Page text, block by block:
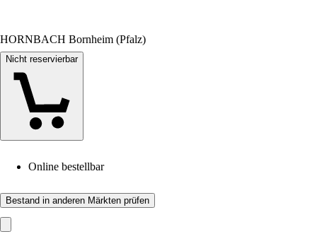
HORNBACH Bornheim (Pfalz)
Nicht reservierbar
Online bestellbar
Bestand in anderen Märkten prüfen